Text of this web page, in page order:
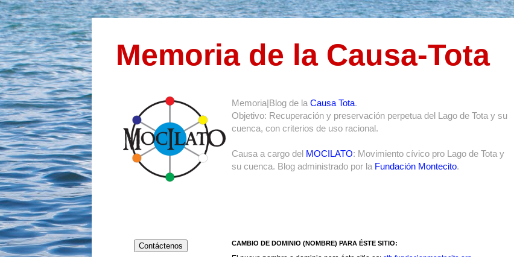
Memoria de la Causa-Tota
Memoria|Blog de la Causa Tota.
Objetivo: Recuperación y preservación perpetua del Lago de Tota y su
cuenca, con criterios de uso racional.
Causa a cargo del MOCILATO: Movimiento cívico pro Lago de Tota y
su cuenca. Blog administrado por la Fundación Montecito.
CAMBIO DE DOMINIO (NOMBRE) PARA ÉSTE SITIO:
Contáctenos